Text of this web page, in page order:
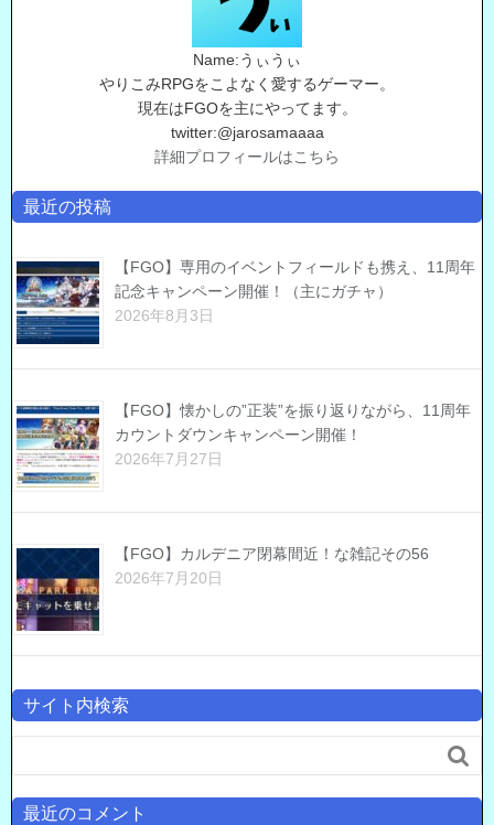
Name:うぃうぃ
やりこみRPGをこよなく愛するゲーマー。
現在はFGOを主にやってます。
twitter:@jarosamaaaa
詳細プロフィールはこちら
最近の投稿
【FGO】専用のイベントフィールドも携え、11周年
記念キャンペーン開催！（主にガチャ）
2026年8月3日
【FGO】懐かしの”正装”を振り返りながら、11周年
カウントダウンキャンペーン開催！
2026年7月27日
【FGO】カルデニア閉幕間近！な雑記その56
2026年7月20日
サイト内検索

最近のコメント